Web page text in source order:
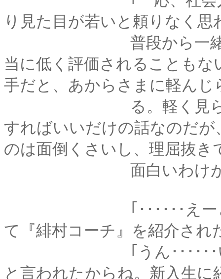
り見た目が若いと頼りなく
普段から一緒に働い
当に低く評価されることも
手だと、あからさまに軽んじ
る。軽く見られたと
すればいいだけの話なのだ
のは面倒くさいし、理屈抜き
面白いわけが
｢･･････えーと、ご
て『緋村コーチ』を紹介さ
｢うん･･････いいよ
と言われたからね。新入生